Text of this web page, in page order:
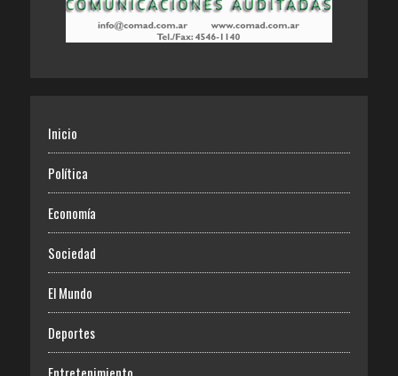
Inicio
Política
Economía
Sociedad
El Mundo
Deportes